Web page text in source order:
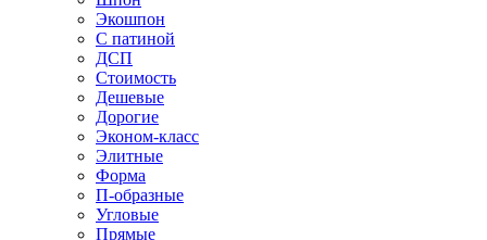
Экошпон
С патиной
ДСП
Стоимость
Дешевые
Дорогие
Эконом-класс
Элитные
Форма
П-образные
Угловые
Прямые